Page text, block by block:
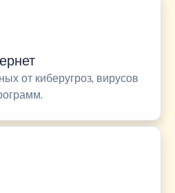
от киберугроз, вирусов